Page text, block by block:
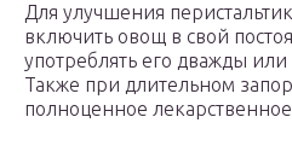
Для улучшения
включить овощ в свой
употреблять его дважды
Также при длительном
полноценное лекарственное